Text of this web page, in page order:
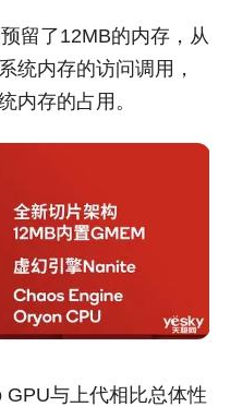
了12MB的内存，从
统内存的访问调用，
内存的占用。
与上代相比总体性